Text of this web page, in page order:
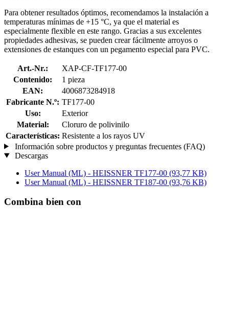
Para obtener resultados óptimos, recomendamos la instalación a
temperaturas mínimas de +15 °C, ya que el material es
especialmente flexible en este rango. Gracias a sus excelentes
propiedades adhesivas, se pueden crear fácilmente arroyos o
extensiones de estanques con un pegamento especial para PVC.
Art.-Nr.:
XAP-CF-TF177-00
Contenido:
1 pieza
EAN:
4006873284918
Fabricante N.º: TF177-00
Uso:
Exterior
Material:
Cloruro de polivinilo
Características: Resistente a los rayos UV
Información sobre productos y preguntas frecuentes (FAQ)
Descargas
User Manual (ML) - HEISSNER TF177-00 (93,77 KB)
User Manual (ML) - HEISSNER TF187-00 (93,76 KB)
Combina bien con